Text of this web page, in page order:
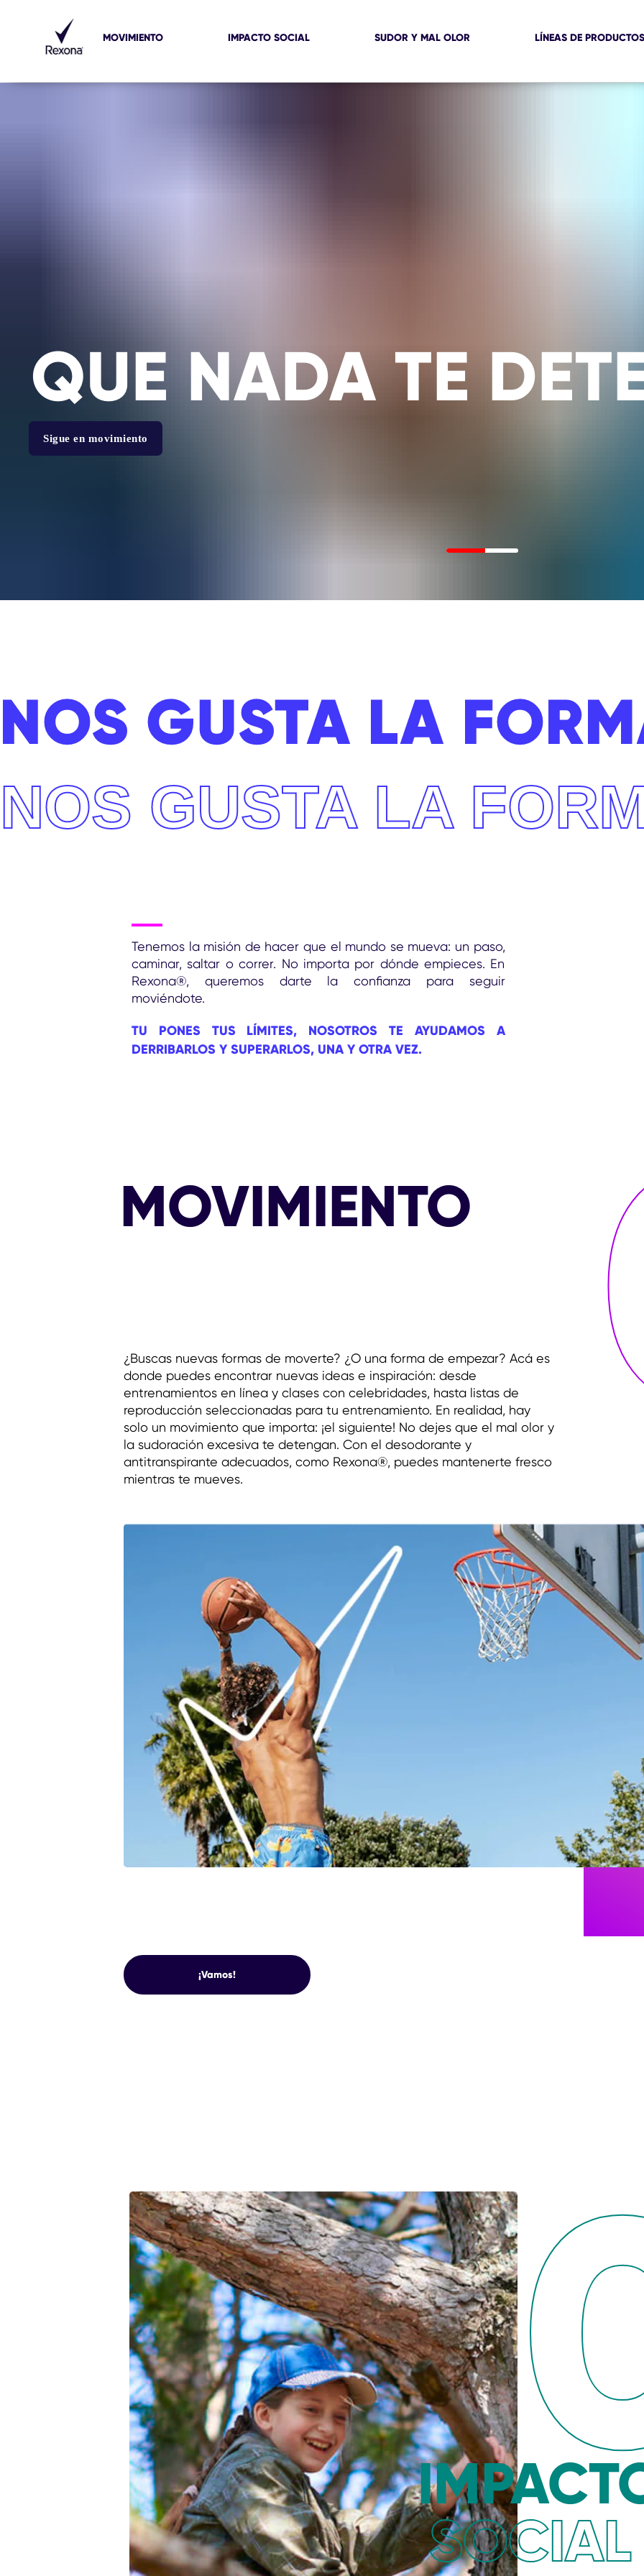
MOVIMIENTO IMPACTO SOCIAL SUDOR Y MAL OLOR LÍNEAS DE PRODUCTOS
QUE NADA TE
Sigue en movimiento
NOS GUSTA LA
NOS GUSTA LA
Tenemos la misión de hacer que el mundo se mueva: un paso,
caminar, saltar o correr. No importa por dónde empieces. En
Rexona®, queremos darte la confianza para seguir
moviéndote.
TU PONES TUS LÍMITES, NOSOTROS TE AYUDAMOS A
DERRIBARLOS Y SUPERARLOS, UNA Y OTRA VEZ.
MOVIMIENTO
¿Buscas nuevas formas de moverte? ¿O una forma de empezar? Acá es
donde puedes encontrar nuevas ideas e inspiración: desde
entrenamientos en línea y clases con celebridades, hasta listas de
reproducción seleccionadas para tu entrenamiento. En realidad, hay
solo un movimiento que importa: ¡el siguiente! No dejes que el mal olor y
la sudoración excesiva te detengan. Con el desodorante y
antitranspirante adecuados, como Rexona®, puedes mantenerte fresco
mientras te mueves.
¡Vamos!MOVIMIENTO
SOCIAL